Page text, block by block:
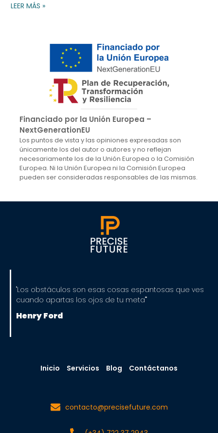
LEER MÁS »
Financiado por la Unión Europea –
NextGenerationEU
Los puntos de vista y las opiniones expresadas son
únicamente los del autor o autores y no reflejan
necesariamente los de la Unión Europea o la Comisión
Europea. Ni la Unión Europea ni la Comisión Europea
pueden ser consideradas responsables de las mismas.
"Los obstáculos son esas cosas espantosas que ves
cuando apartas los ojos de tu meta""
Henry Ford
Inicio Servicios Blog Contáctanos
contacto@precisefuture.com